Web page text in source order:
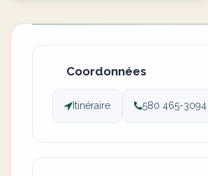
Coordonnées
Itinéraire 580 465-3094